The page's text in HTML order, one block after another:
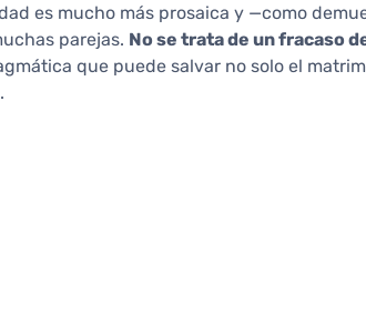
es mucho más prosaica y —como
parejas. No se trata de un fracaso
que puede salvar no solo el